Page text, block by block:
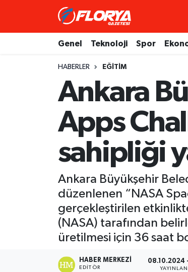
Genel Teknoloji Spor
HABERLER EĞITIM
Ankara
Apps
sahipliği
Ankara Büyükşehir
düzenlenen “NASA
gerçekleştirilen
(NASA) tarafından
üretilmesi için 36 saat
HABER MERKEZI
EDITÖR
08.10.2024
Trafik Durumu
Süper Lig Puan Durumu ve Fikstür
Tüm Manşetler
Son Dakika Haberleri